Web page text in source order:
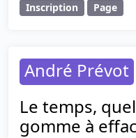
Inscription
Page
André Prévot
Le temps,
gomme à